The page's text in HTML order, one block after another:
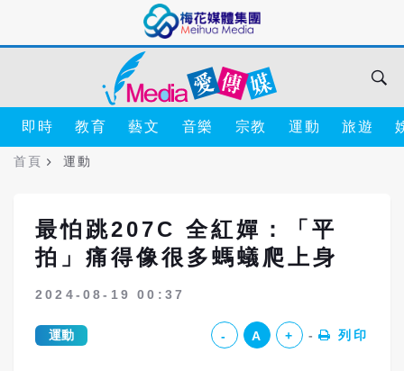
即時 教育 藝文 音樂 宗教 運動 旅遊
首頁 運動
最怕跳207C 全紅嬋：「平
拍」痛得像很多螞蟻爬上身
2024-08-19 00:37
運動 - A + 列印